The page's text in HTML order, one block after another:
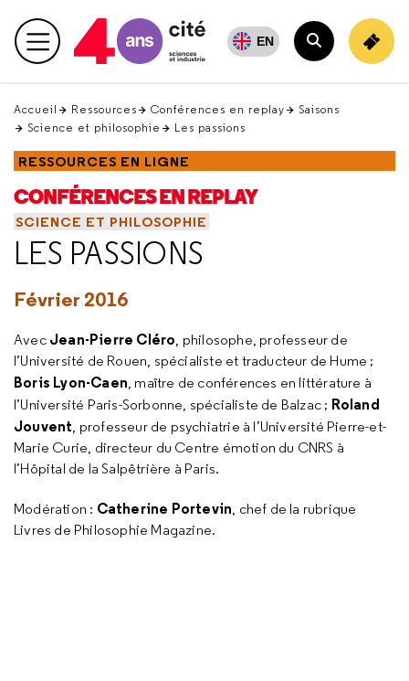
en
haut Menu principal EN
Rechercher
Accueil Ressources Conférences en replay
Saisons
Science et philosophie
Les passions
RESSOURCES EN LIGNE
CONFÉRENCES EN REPLAY
SCIENCE ET PHILOSOPHIE
LES PASSIONS
Février 2016
Avec Jean-Pierre Cléro, philosophe, professeur de
l’Université de Rouen, spécialiste et traducteur de Hume ;
Boris Lyon-Caen, maître de conférences en littérature à
l’Université Paris-Sorbonne, spécialiste de Balzac ; Roland
Jouvent, professeur de psychiatrie à l’Université Pierre-et-
Marie Curie, directeur du Centre émotion du CNRS à
l’Hôpital de la Salpêtrière à Paris.
Modération : Catherine Portevin, chef de la rubrique
Livres de Philosophie Magazine.